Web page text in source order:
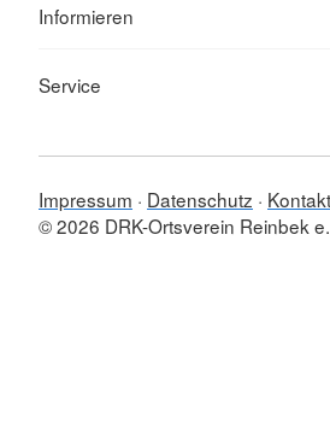
Informieren
Service
Impressum Datenschutz
Kontakt
© 2026 DRK-Ortsverein Reinbek